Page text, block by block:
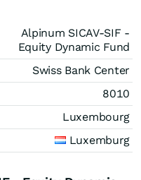
Alpinum SICAV-SIF -
Equity Dynamic Fund
Swiss Bank Center
8010
Luxembourg
Luxemburg